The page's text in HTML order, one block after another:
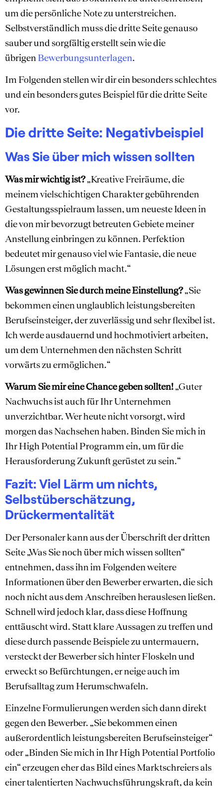
um die persönliche Note zu unterstreichen.
Selbstverständlich muss die dritte Seite genauso
sauber und sorgfältig erstellt sein wie die
übrigen Bewerbungsunterlagen.
Im Folgenden stellen wir dir ein besonders schlechtes
und ein besonders gutes Beispiel für die dritte Seite
vor.
Die dritte Seite: Negativbeispiel
Was Sie über mich wissen sollten
Was mir wichtig ist?„Kreative Freiräume, die
meinem vielschichtigen Charakter gebührenden
Gestaltungsspielraum lassen, um neueste Ideen in
die von mir bevorzugt betreuten Gebiete meiner
Anstellung einbringen zu können. Perfektion
bedeutet mir genauso viel wie Fantasie, die neue
Lösungen erst möglich macht.“
Was gewinnen Sie durch meine Einstellung?„Sie
bekommen einen unglaublich leistungsbereiten
Berufseinsteiger, der zuverlässig und sehr flexibel ist.
Ich werde ausdauernd und hochmotiviert arbeiten,
um dem Unternehmen den nächsten Schritt
vorwärts zu ermöglichen.“
Warum Sie mir eine Chance geben sollten!„Guter
Nachwuchs ist auch für Ihr Unternehmen
unverzichtbar. Wer heute nicht vorsorgt, wird
morgen das Nachsehen haben. Binden Sie mich in
Ihr High Potential Programm ein, um für die
Herausforderung Zukunft gerüstet zu sein.“
Fazit: Viel Lärm um nichts,
Selbstüberschätzung,
Drückermentalität
Der Personaler kann aus der Überschrift der dritten
Seite „Was Sie noch über mich wissen sollten“
entnehmen, dass ihn im Folgenden weitere
Informationen über den Bewerber erwarten, die sich
noch nicht aus dem Anschreiben herauslesen ließen.
Schnell wird jedoch klar, dass diese Hoffnung
enttäuscht wird. Statt klare Aussagen zu treffen und
diese durch passende Beispiele zu untermauern,
versteckt der Bewerber sich hinter Floskeln und
erweckt so Befürchtungen, er neige auch im
Berufsalltag zum Herumschwafeln.
Einzelne Formulierungen werden sich dann direkt
gegen den Bewerber. „Sie bekommen einen
außerordentlich leistungsbereiten Berufseinsteiger“
oder „Binden Sie mich in Ihr High Potential Portfolio
ein“ erzeugen eher das Bild eines Marktschreiers als
einer talentierten Nachwuchsführungskraft, da kein